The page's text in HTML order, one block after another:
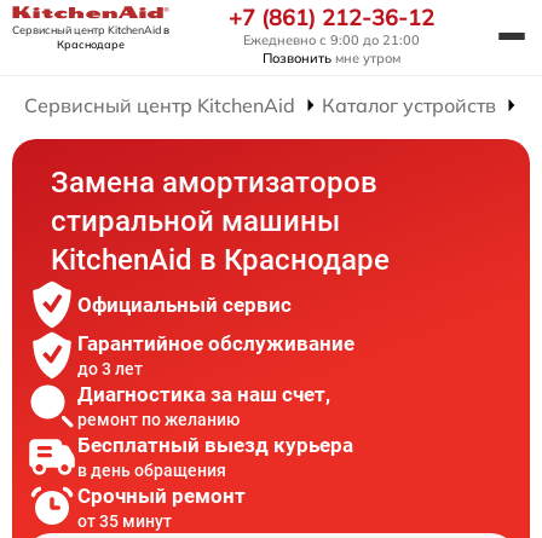
Сервисный центр KitchenAidв
Краснодаре
+7 (861) 212-36-12
Ежедневно с 9:00 до 21:00
Позвонить мне утром
Сервисный центр KitchenAid Каталог устройств
Замена амортизаторов
стиральной машины
KitchenAid в Краснодаре
Официальный сервис
Гарантийное обслуживание
до 3 лет
Диагностика за наш счет,
ремонт по желанию
Бесплатный выезд курьера
в день обращения
Срочный ремонт
от 35 минут